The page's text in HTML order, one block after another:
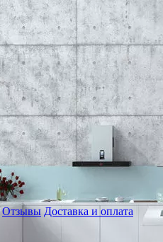
Отзывы Доставка и оплата